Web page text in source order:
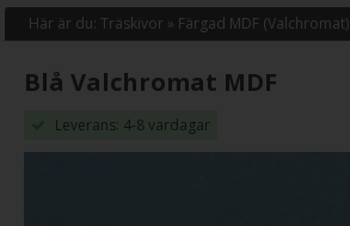
Här är du:Träskivor » Färgad MDF (Valchromat)
Blå Valchromat MDF
Leverans: 4-8 vardagar